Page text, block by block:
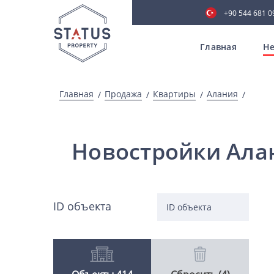
+90 544 681
Главная
Главная Продажа Квартиры Алания
Новостройки
ID объекта